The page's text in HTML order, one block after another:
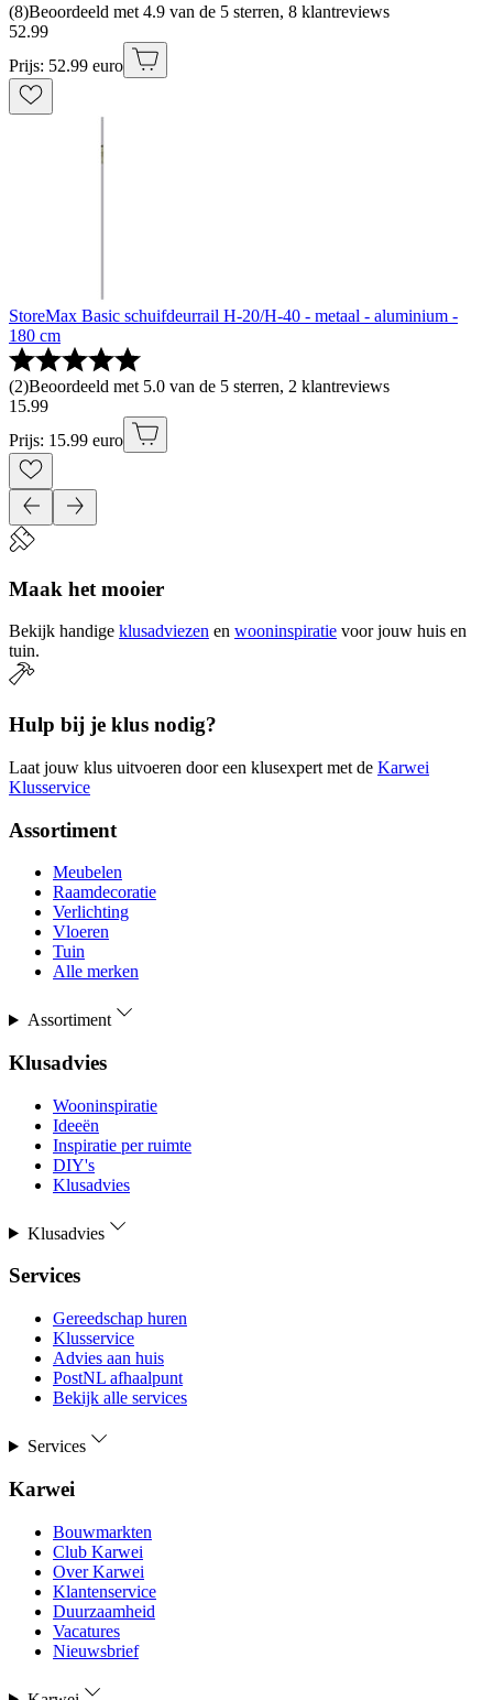
(8)Beoordeeld met 4.9 van de 5 sterren, 8 klantreviews
52.99
Prijs: 52.99 euro
StoreMax Basic schuifdeurrail H-20/H-40 - metaal - aluminium -
180 cm
(2)Beoordeeld met 5.0 van de 5 sterren, 2 klantreviews
15.99
Prijs: 15.99 euro
Maak het mooier
Bekijk handige klusadviezen en wooninspiratie voor jouw huis en
tuin.
Hulp bij je klus nodig?
Laat jouw klus uitvoeren door een klusexpert met de Karwei
Klusservice
Assortiment
Meubelen
Raamdecoratie
Verlichting
Vloeren
Tuin
Alle merken
Assortiment
Klusadvies
Wooninspiratie
Ideeën
Inspiratie per ruimte
DIY's
Klusadvies
Klusadvies
Services
Gereedschap huren
Klusservice
Advies aan huis
PostNL afhaalpunt
Bekijk alle services
Services
Karwei
Bouwmarkten
Club Karwei
Over Karwei
Klantenservice
Duurzaamheid
Vacatures
Nieuwsbrief